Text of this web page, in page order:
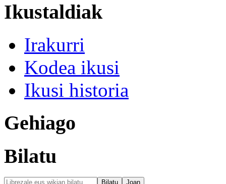
Ikustaldiak
Irakurri
Kodea ikusi
Ikusi historia
Gehiago
Bilatu